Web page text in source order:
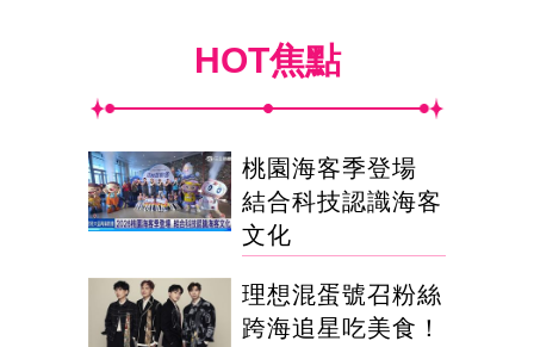
HOT焦點
桃園海客季登場
結合科技認識海客
文化
理想混蛋號召粉絲
跨海追星吃美食！